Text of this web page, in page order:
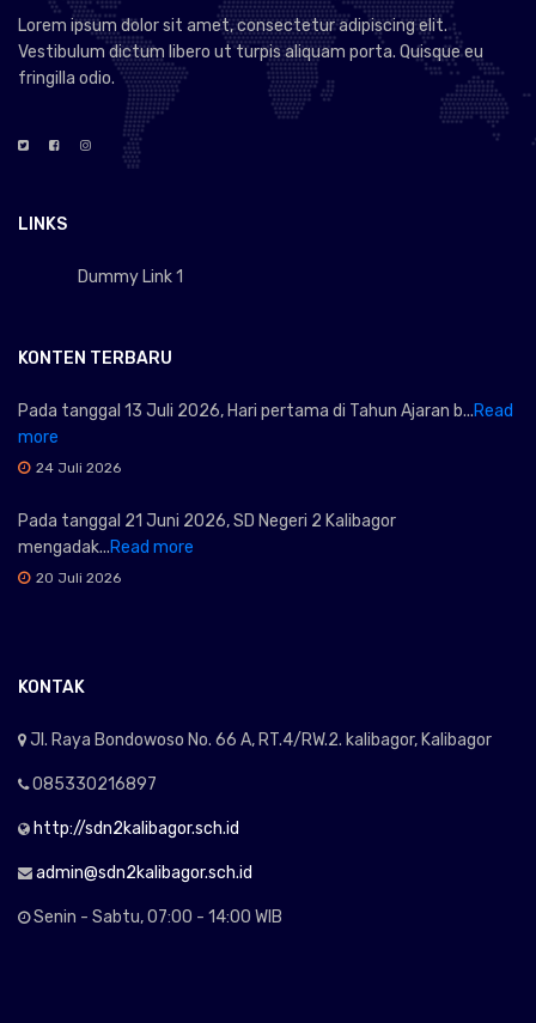
Lorem ipsum dolor sit amet, consectetur adipiscing elit.
Vestibulum dictum libero ut turpis aliquam porta. Quisque eu
fringilla odio.
LINKS
Dummy Link 1
KONTEN TERBARU
Pada tanggal 13 Juli 2026, Hari pertama di Tahun Ajaran b...Read
more
24 Juli 2026
Pada tanggal 21 Juni 2026, SD Negeri 2 Kalibagor
mengadak...Read more
20 Juli 2026
KONTAK
Jl. Raya Bondowoso No. 66 A, RT.4/RW.2. kalibagor, Kalibagor
085330216897
http://sdn2kalibagor.sch.id
admin@sdn2kalibagor.sch.id
Senin - Sabtu, 07:00 - 14:00 WIB